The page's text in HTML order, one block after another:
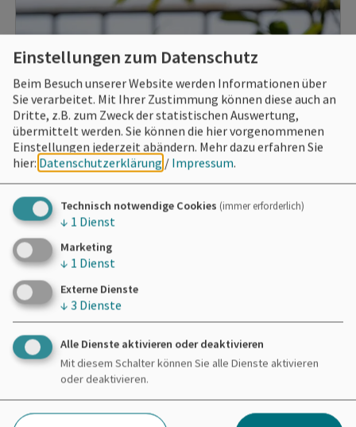
Konzert
07.08.26
Ankerplatz für Urlaubsgefühle
Einstellungen zum Datenschutz
Beim Besuch unserer Website werden Informationen über
Sie verarbeitet. Mit Ihrer Zustimmung können diese auch an
Dritte, z.B. zum Zweck der statistischen Auswertung,
übermittelt werden. Sie können die hier vorgenommenen
Einstellungen jederzeit abändern. Mehr dazu erfahren Sie
hier: Datenschutzerklärung / Impressum.
Technisch notwendige Cookies (immer erforderlich)
↓ 1 Dienst
Marketing
↓ 1 Dienst
Externe Dienste
↓ 3 Dienste
Alle Dienste aktivieren oder deaktivieren
Mit diesem Schalter können Sie alle Dienste aktivieren
oder deaktivieren.